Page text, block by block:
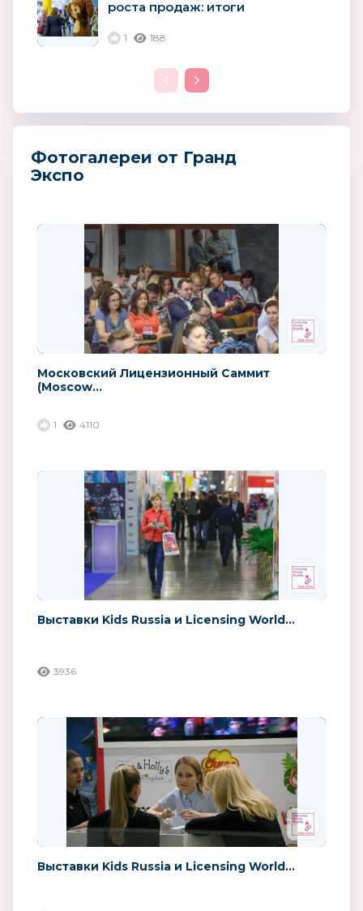
роста продаж: итоги
день в ритейле»
1 188
Фотогалереи от Гранд
Экспо
Московский Лицензионный Саммит
(Moscow...
1 4110
Выставки Kids Russia и Licensing World...
3936
Выставки Kids Russia и Licensing World...